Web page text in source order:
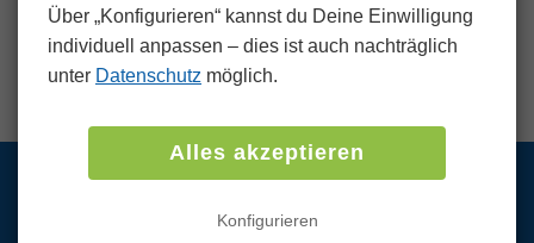
Umweltauswirkungen und fördern eine
ressourcenschonende Praxis.
Wir kaufen PKW und LKW
Über „Konfigurieren“ kannst du Deine Einwilligung
individuell anpassen ‒ dies ist auch nachträglich
unter Datenschutz möglich.
Alles akzeptieren
Konfigurieren